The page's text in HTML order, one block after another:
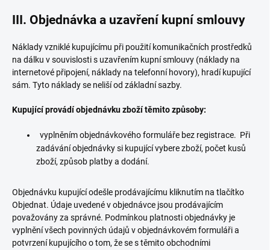
III. Objednávka a uzavření kupní smlouvy
Náklady vzniklé kupujícímu při použití komunikačních prostředků
na dálku v souvislosti s uzavřením kupní smlouvy (náklady na
internetové připojení, náklady na telefonní hovory), hradí kupující
sám. Tyto náklady se neliší od základní sazby.
Kupující provádí objednávku zboží těmito způsoby:
vyplněním objednávkového formuláře bez registrace. Při
zadávání objednávky si kupující vybere zboží, počet kusů
zboží, způsob platby a dodání.
Objednávku kupující odešle prodávajícímu kliknutím na tlačítko
Objednat. Údaje uvedené v objednávce jsou prodávajícím
považovány za správné. Podmínkou platnosti objednávky je
vyplnění všech povinných údajů v objednávkovém formuláři a
potvrzení kupujícího o tom, že se s těmito obchodními